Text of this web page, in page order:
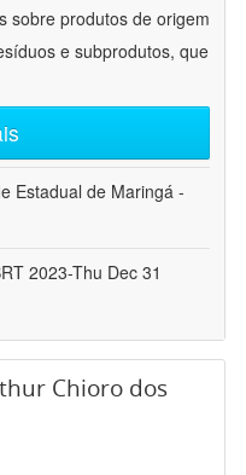
sobre produtos de origem
e subprodutos, que
Estadual de Maringá -
2023-Thu Dec 31
Chioro dos